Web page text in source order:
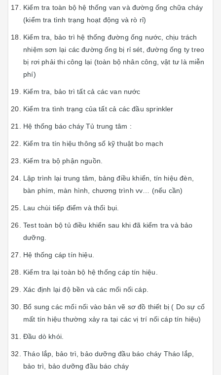
Kiểm tra toàn bộ hệ thống van và đường ống chữa cháy
(kiểm tra tình trạng hoạt động và rò rỉ)
Kiểm tra, bảo trì hệ thống đường ống nước, chịu trách
nhiệm sơn lại các đường ống bị rỉ sét, đường ống ty treo
bị rơi phải thi công lại (toàn bộ nhân công, vật tư là miễn
phí)
Kiểm tra, bảo trì tất cả các van nước
Kiểm tra tình trạng của tất cả các đầu sprinkler
Hệ thống báo cháy Tủ trung tâm :
Kiểm tra tín hiệu thông số kỹ thuật bo mạch
Kiếm tra bộ phận nguồn.
Lập trình lại trung tâm, bảng điều khiển, tín hiệu đèn,
bàn phím, màn hình, chương trình vv… (nếu cần)
Lau chùi tiếp điểm và thổi bụi.
Test toàn bộ tủ điều khiển sau khi đã kiểm tra và bảo
dưỡng.
Hệ thống cáp tín hiệu.
Kiểm tra lại toàn bộ hệ thống cáp tín hiệu.
Xác định lại độ bền và các mối nối cáp.
Bổ sung các mối nối vào bản vẽ sơ đồ thiết bị ( Do sự cố
mất tín hiệu thường xảy ra tại các vị trí nối cáp tín hiệu)
Đầu dò khói.
Tháo lắp, bảo trì, bảo dưỡng đầu báo cháy Tháo lắp,
bảo trì, bảo dưỡng đầu báo cháy